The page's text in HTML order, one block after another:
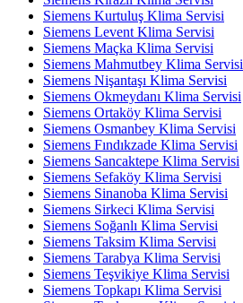
Siemens Kurtuluş Klima Servisi
Siemens Levent Klima Servisi
Siemens Maçka Klima Servisi
Siemens Mahmutbey Klima Servisi
Siemens Nişantaşı Klima Servisi
Siemens Okmeydanı Klima Servisi
Siemens Ortaköy Klima Servisi
Siemens Osmanbey Klima Servisi
Siemens Fındıkzade Klima Servisi
Siemens Sancaktepe Klima Servisi
Siemens Sefaköy Klima Servisi
Siemens Sinanoba Klima Servisi
Siemens Sirkeci Klima Servisi
Siemens Soğanlı Klima Servisi
Siemens Taksim Klima Servisi
Siemens Tarabya Klima Servisi
Siemens Teşvikiye Klima Servisi
Siemens Topkapı Klima Servisi